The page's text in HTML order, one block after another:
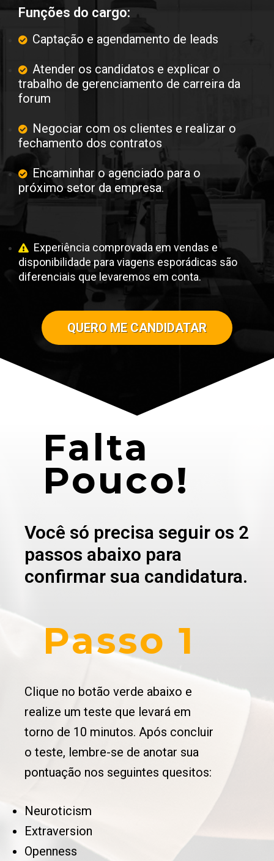
Funções do cargo:
Captação e agendamento de leads
Atender os candidatos e explicar o
trabalho de gerenciamento de carreira da
forum
Negociar com os clientes e realizar o
fechamento dos contratos
Encaminhar o agenciado para o
próximo setor da empresa.
Experiência comprovada em vendas e
disponibilidade para viagens esporádicas são
diferenciais que levaremos em conta.
QUERO ME CANDIDATAR
Falta
Pouco!
Você só precisa seguir os 2
passos abaixo para
confirmar sua candidatura.
Passo 1
Clique no botão verde abaixo e
realize um teste que levará em
torno de 10 minutos. Após concluir
o teste, lembre-se de anotar sua
pontuação nos seguintes quesitos:
Neuroticism
Extraversion
Openness